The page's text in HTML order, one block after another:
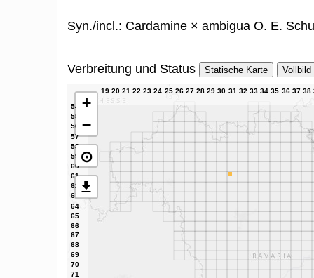
Syn./incl.: Cardamine × ambigua O. E.
Verbreitung und Status Statische Karte Vollbild
+
−
⊙